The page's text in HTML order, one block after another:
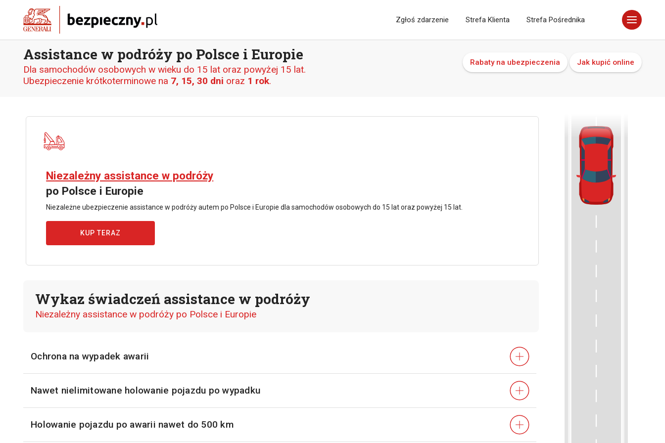
Zgłoś zdarzenie Strefa Klienta Strefa Pośrednika
Assistance w podróży po Polsce i Europie
Dla samochodów osobowych w wieku do 15 lat oraz powyżej 15 lat.
Ubezpieczenie krótkoterminowe na 7, 15, 30 dni oraz 1 rok.
Rabaty na ubezpieczenia Jak kupić online
Niezależny assistance w podróży
po Polsce i Europie
Niezależne ubezpieczenie assistance w podróży autem po Polsce i Europie dla samochodów osobowych do 15 lat oraz powyżej 15 lat.
KUP TERAZ
Wykaz świadczeń assistance w podróży
Niezależny assistance w podróży po Polsce i Europie
Ochrona na wypadek awarii
Nawet nielimitowane holowanie pojazdu po wypadku
Holowanie pojazdu po awarii nawet do 500 km